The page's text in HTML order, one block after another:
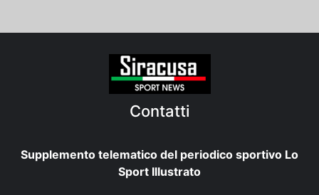
Contatti
Supplemento telematico del periodico sportivo Lo
Sport Illustrato